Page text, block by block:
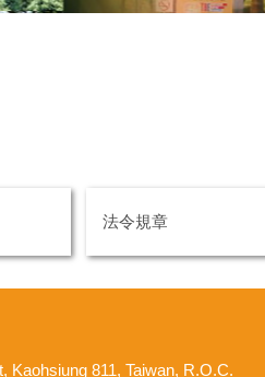
法令規章
Kaohsiung 811, Taiwan, R.O.C.